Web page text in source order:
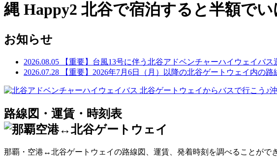
お知らせ
2026.08.05
【重要】台風13号に伴う北谷アドベンチャーハイウェイバ
2026.07.28
【重要】2026年7月6日（月）以降の北谷ゲートウェイ内の
路線図・運賃・時刻表
那覇・空港↔︎北谷ゲートウェイの路線図、運賃、発着時刻を調べることがで